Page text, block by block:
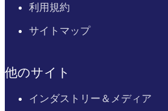
利用規約
サイトマップ
他のサイト
インダストリー＆メディア